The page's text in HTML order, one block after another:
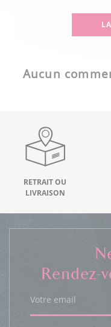
Aucun
RETRAIT OU
LIVRAISON
Rendez-
Votre email